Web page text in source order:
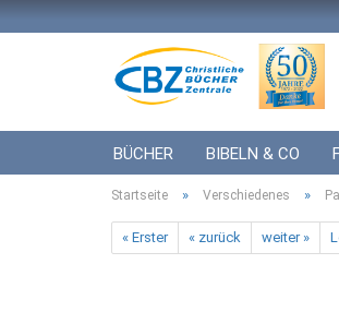
BÜCHER BIBELN & CO
ICF BÜCHER
Startseite » Verschiedenes »
« Erster « zurück weiter »